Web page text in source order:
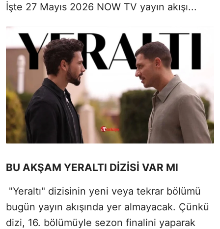
İşte 27 Mayıs 2026 NOW TV yayın akışı...
BU AKŞAM YERALTI DİZİSİ VAR MI
"Yeraltı" dizisinin yeni veya tekrar bölümü
bugün yayın akışında yer almayacak. Çünkü
dizi, 16. bölümüyle sezon finalini yaparak